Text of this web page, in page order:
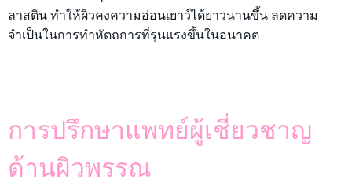
ลาสติน ทำให้ผิวคงความอ่อนเยาว์ได้ยาวนานขึ้น ลดความ
จำเป็นในการทำหัตถการที่รุนแรงขึ้นในอนาคต
การปรึกษาแพทย์ผู้เชี่ยวชาญ
ด้านผิวพรรณ